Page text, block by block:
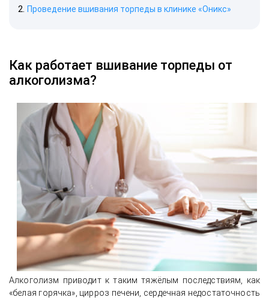
Проведение вшивания торпеды в клинике «Оникс»
Как работает вшивание торпеды от
алкоголизма?
Алкоголизм приводит к таким тяжёлым последствиям, как
«белая горячка», цирроз печени, сердечная недостаточность